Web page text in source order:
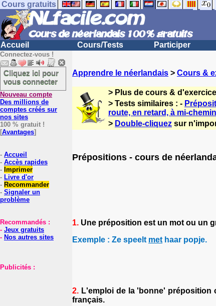
Cours gratuits
Accueil Cours/Tests Participer
Connectez-vous !
Cliquez ici pour
vous connecter
Nouveau compte
Des millions de
comptes créés sur
nos sites
100 % gratuit !
[Avantages]
- Accueil
- Accès rapides
- Imprimer
- Livre d'or
- Recommander
- Signaler un
problème
Recommandés :
- Jeux gratuits
- Nos autres sites
Publicités :
Apprendre le néerlandais > Cours &
> Plus de cours &
> Tests similaires : -
route, en retard, à mi-chemin
> Double-cliquez sur
Prépositions - cours de
1. Une préposition est un mot ou un
Exemple : Ze speelt met haar popje.
2. L'emploi de la 'bonne' préposition
français.